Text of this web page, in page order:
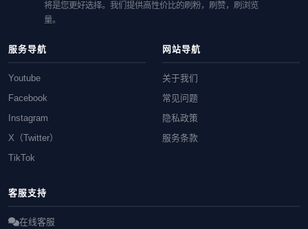
将是您更好选择。我们提供高性价比的刷粉，刷赞，刷浏览
量。
服务导航
Youtube
Facebook
Instagram
X（Twitter）
TikTok
网站导航
关于我们
常见问题
隐私政策
服务条款
客服支持
在线客服